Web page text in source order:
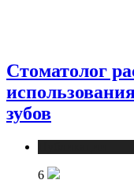
Стоматолог
зубов
6